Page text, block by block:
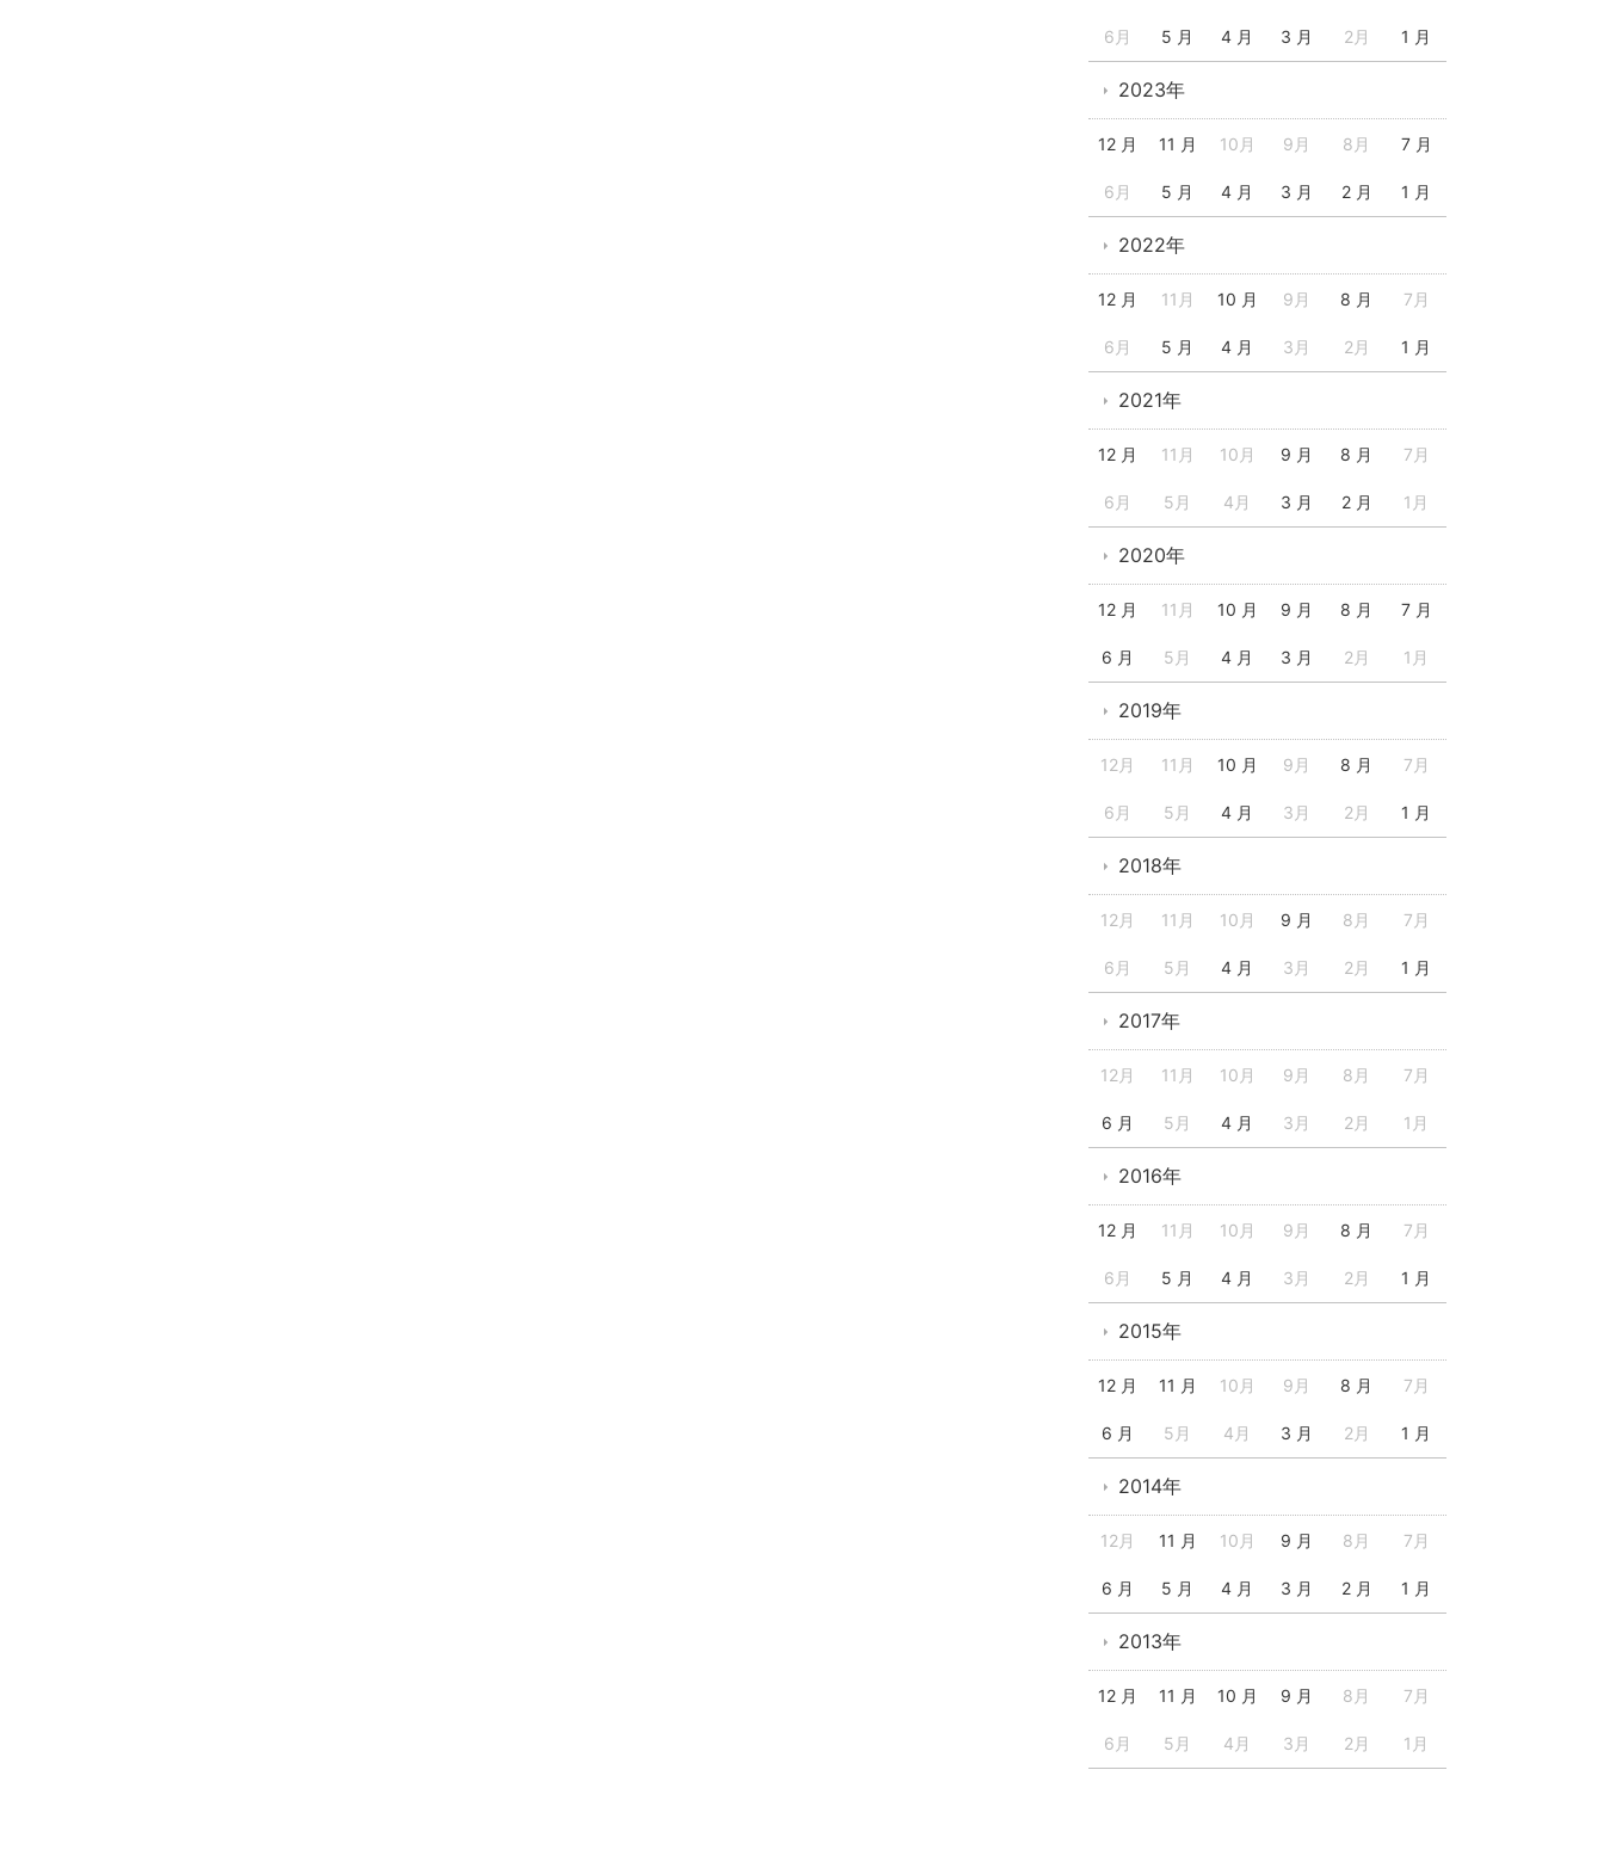
6月 5 月 4 月 3 月 2月 1 月
2023年
12 月 11 月 10月 9月 8月 7 月
6月 5 月 4 月 3 月 2 月 1 月
2022年
12 月 11月 10 月 9月 8 月 7月
6月 5 月 4 月 3月 2月 1 月
2021年
12 月 11月 10月 9 月 8 月 7月
6月 5月 4月 3 月 2 月 1月
2020年
12 月 11月 10 月 9 月 8 月 7 月
6 月 5月 4 月 3 月 2月 1月
2019年
12月 11月 10 月 9月 8 月 7月
6月 5月 4 月 3月 2月 1 月
2018年
12月 11月 10月 9 月 8月 7月
6月 5月 4 月 3月 2月 1 月
2017年
12月 11月 10月 9月 8月 7月
6 月 5月 4 月 3月 2月 1月
2016年
12 月 11月 10月 9月 8 月 7月
6月 5 月 4 月 3月 2月 1 月
2015年
12 月 11 月 10月 9月 8 月 7月
6 月 5月 4月 3 月 2月 1 月
2014年
12月 11 月 10月 9 月 8月 7月
6 月 5 月 4 月 3 月 2 月 1 月
2013年
12 月 11 月 10 月 9 月 8月 7月
6月 5月 4月 3月 2月 1月